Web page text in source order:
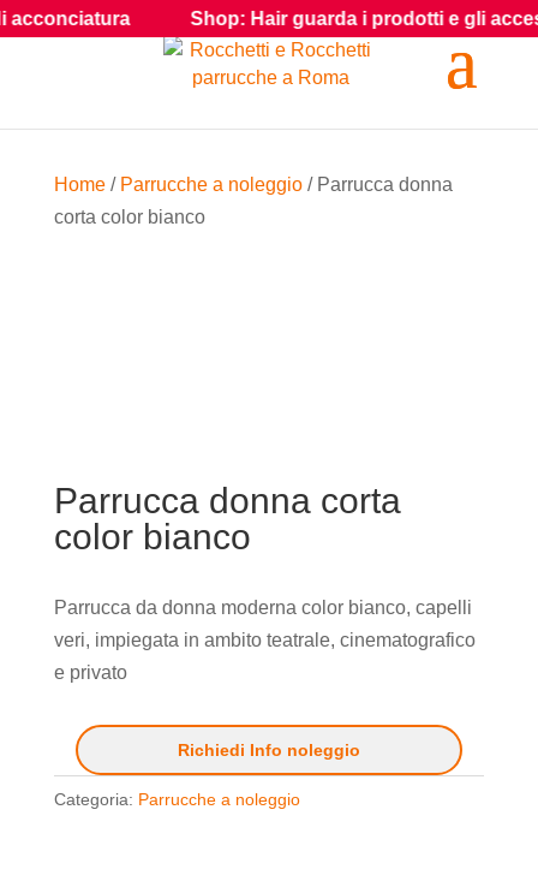
Home/ Parrucche a noleggio/ Parrucca donna
corta color bianco
Parrucca donna corta
color bianco
Parrucca da donna moderna color bianco, capelli
veri, impiegata in ambito teatrale, cinematografico
e privato
Richiedi Info noleggio
Categoria: Parrucche a noleggio
Shop: Hair guarda i prodotti e gli